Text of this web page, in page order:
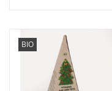
BIO